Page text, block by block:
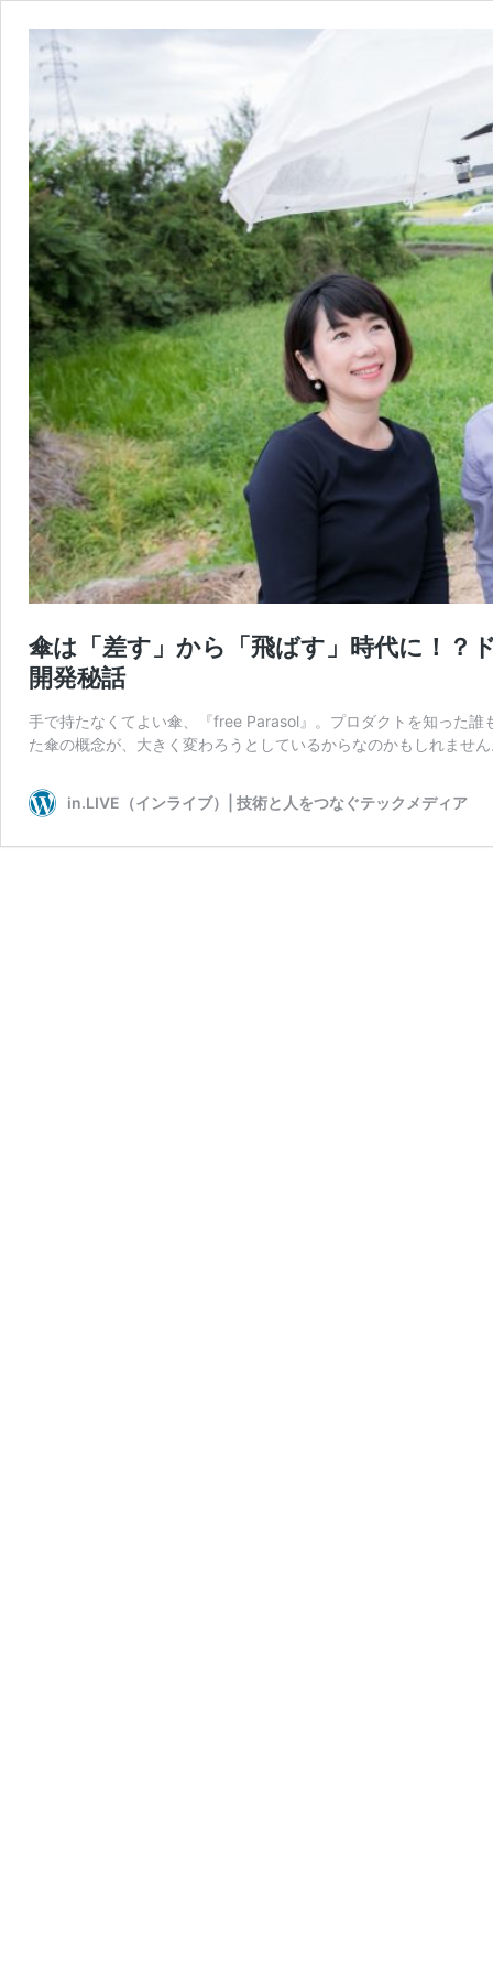
傘は「差す」から「飛ばす」時代に！？
開発秘話
手で持たなくてよい傘、『free Parasol』。プロダクトを知った
た傘の概念が、大きく変わろうとしているからなのかもしれませ
in.LIVE（インライブ）| 技術と人をつなぐテックメディア